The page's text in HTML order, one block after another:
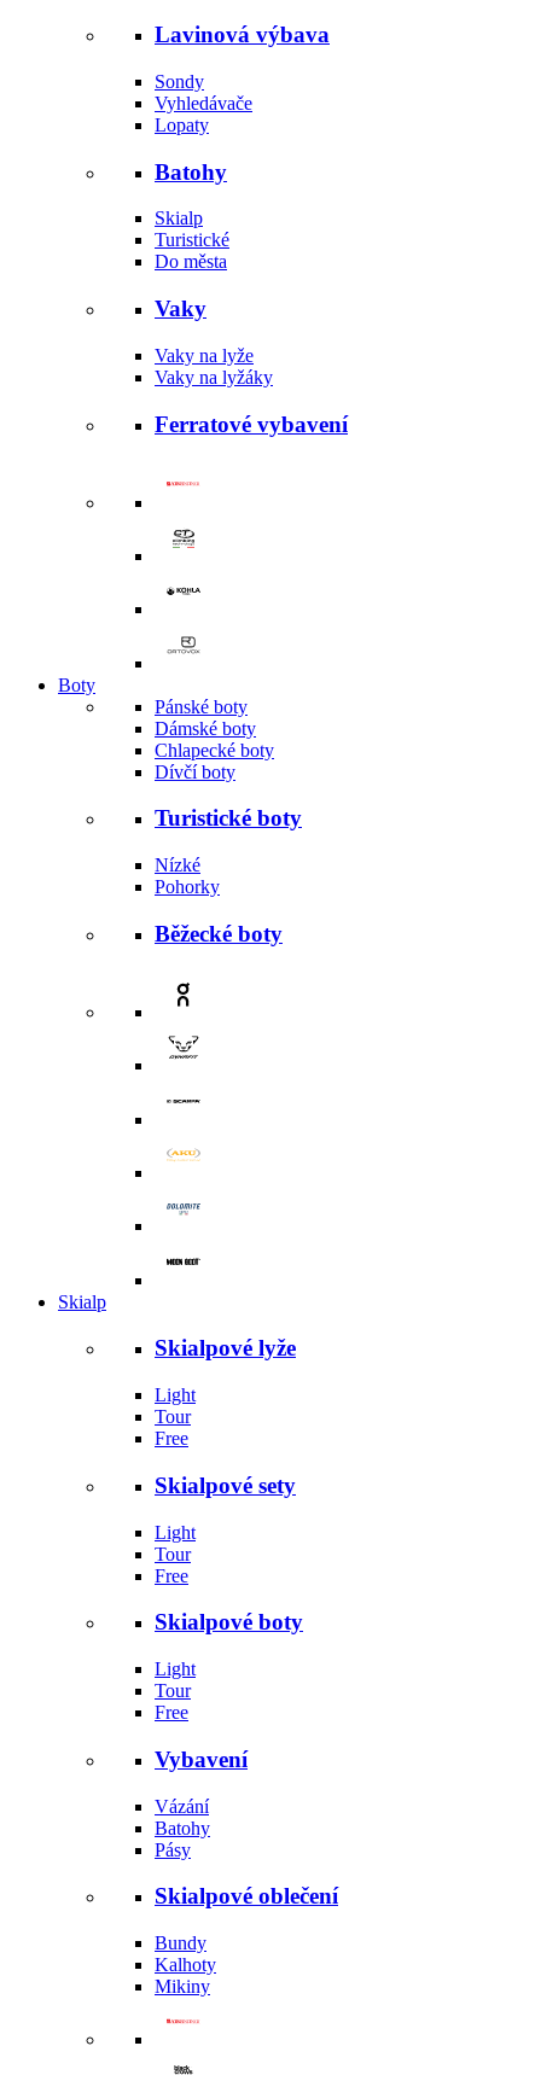
Lavinová výbava
Sondy
Vyhledávače
Lopaty
Batohy
Skialp
Turistické
Do města
Vaky
Vaky na lyže
Vaky na lyžáky
Ferratové vybavení
Boty
Pánské boty
Dámské boty
Chlapecké boty
Dívčí boty
Turistické boty
Nízké
Pohorky
Běžecké boty
Skialp
Skialpové lyže
Light
Tour
Free
Skialpové sety
Light
Tour
Free
Skialpové boty
Light
Tour
Free
Vybavení
Vázání
Batohy
Pásy
Skialpové oblečení
Bundy
Kalhoty
Mikiny